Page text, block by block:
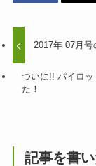
2017年 07月号
ついに!! パイロ
た！
記事を書